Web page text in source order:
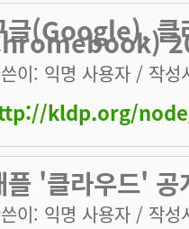
글(Google), 클
이: 익명 사용자 / 작성
kldp.org/
플 '클라우드'
이: 익명 사용자 / 작성